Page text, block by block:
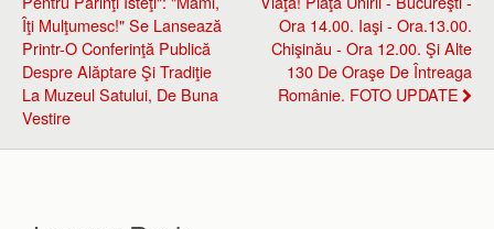
Îţi Mulţumesc!" Se Lansează
Printr-O Conferinţă Publică
Despre Alăptare Şi Tradiţie
La Muzeul Satului, De Buna
Vestire
Ora 14.00. Iaşi - Ora.13.00.
Chişinău - Ora 12.00. Şi Alte
130 De Oraşe De Întreaga
Românie. FOTO UPDATE